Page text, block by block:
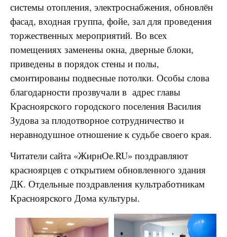
системы отопления, электроснабжения, обновлён
фасад, входная группа, фойе, зал для проведения
торжественных мероприятий. Во всех
помещениях заменены окна, дверные блоки,
приведены в порядок стены и полы,
смонтированы подвесные потолки. Особы слова
благодарности прозвучали в адрес главы
Красноярского городского поселения Василия
Зудова за плодотворное сотрудничество и
неравнодушное отношение к судьбе своего края.
Читатели сайта «ЖирнОе.RU» поздравляют
красноярцев с открытием обновленного здания
ДК. Отдельные поздравления культработникам
Красноярского Дома культуры.